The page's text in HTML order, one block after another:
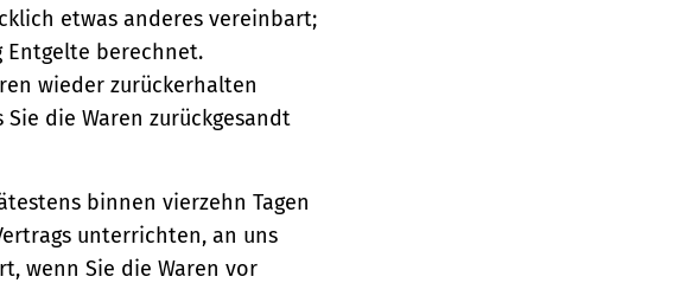
etwas anderes vereinbart;
Entgelte berechnet.
wieder zurückerhalten
die Waren zurückgesandt
binnen vierzehn Tagen
unterrichten, an uns
wenn Sie die Waren vor